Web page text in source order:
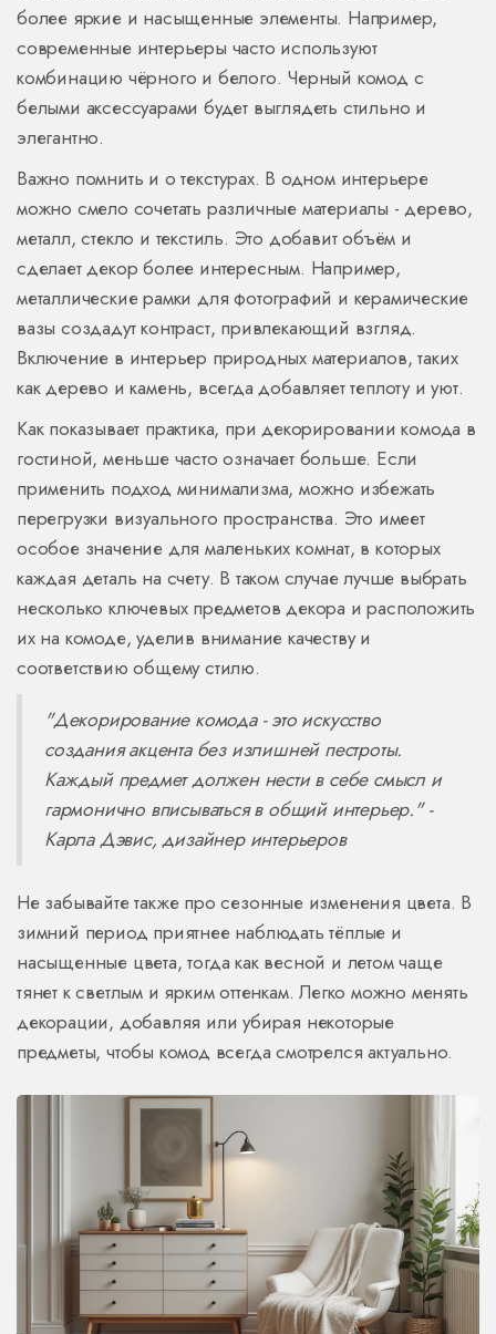
более яркие и насыщенные элементы. Например,
современные интерьеры часто используют
комбинацию чёрного и белого. Черный комод с
белыми аксессуарами будет выглядеть стильно и
элегантно.
Важно помнить и о текстурах. В одном интерьере
можно смело сочетать различные материалы - дерево,
металл, стекло и текстиль. Это добавит объём и
сделает декор более интересным. Например,
металлические рамки для фотографий и керамические
вазы создадут контраст, привлекающий взгляд.
Включение в интерьер природных материалов, таких
как дерево и камень, всегда добавляет теплоту и уют.
Как показывает практика, при декорировании комода в
гостиной, меньше часто означает больше. Если
применить подход минимализма, можно избежать
перегрузки визуального пространства. Это имеет
особое значение для маленьких комнат, в которых
каждая деталь на счету. В таком случае лучше выбрать
несколько ключевых предметов декора и расположить
их на комоде, уделив внимание качеству и
соответствию общему стилю.
"Декорирование комода - это искусство
создания акцента без излишней пестроты.
Каждый предмет должен нести в себе смысл и
гармонично вписываться в общий интерьер." -
Карла Дэвис, дизайнер интерьеров
Не забывайте также про сезонные изменения цвета. В
зимний период приятнее наблюдать тёплые и
насыщенные цвета, тогда как весной и летом чаще
тянет к светлым и ярким оттенкам. Легко можно менять
декорации, добавляя или убирая некоторые
предметы, чтобы комод всегда смотрелся актуально.